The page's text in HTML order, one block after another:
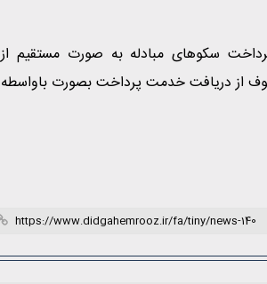
سکوهای مبادله به صورت مستقیم از
از دریافت خدمت پرداخت بصورت باواسطه